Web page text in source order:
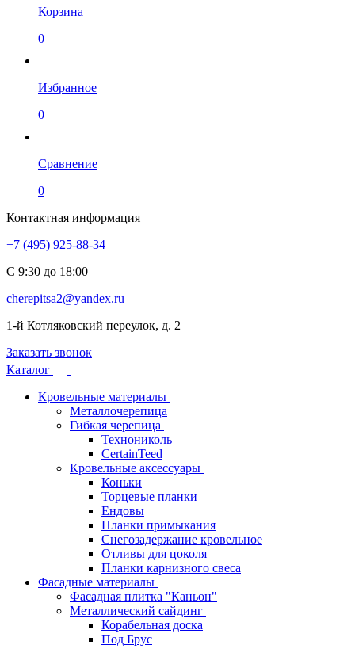
Корзина
0
Избранное
0
Сравнение
0
Контактная информация
+7 (495) 925-88-34
С 9:30 до 18:00
cherepitsa2@yandex.ru
1-й Котляковский переулок, д. 2
Заказать звонок
Каталог
Кровельные материалы
Металлочерепица
Гибкая черепица
Технониколь
CertainTeed
Кровельные аксессуары
Коньки
Торцевые планки
Ендовы
Планки примыкания
Снегозадержание кровельное
Отливы для цоколя
Планки карнизного свеса
Фасадные материалы
Фасадная плитка "Каньон"
Металлический сайдинг
Корабельная доска
Под Брус